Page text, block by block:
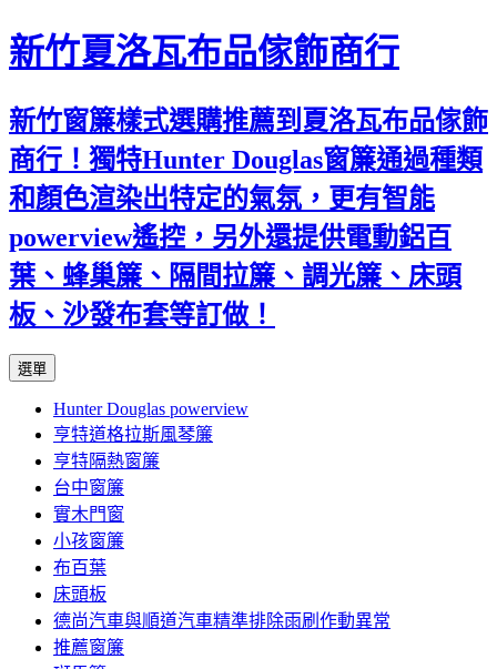
新竹夏洛瓦布品傢飾商行
新竹窗簾樣式選購推薦到夏洛瓦布品傢飾
商行！獨特Hunter Douglas窗簾通過種類
和顏色渲染出特定的氣氛，更有智能
powerview遙控，另外還提供電動鋁百
葉、蜂巢簾、隔間拉簾、調光簾、床頭
板、沙發布套等訂做！
選單
內
容
Hunter Douglas powerview
亨特道格拉斯風琴簾
亨特隔熱窗簾
台中窗簾
實木門窗
小孩窗簾
布百葉
床頭板
德尚汽車與順道汽車精準排除雨刷作動異常
推薦窗簾